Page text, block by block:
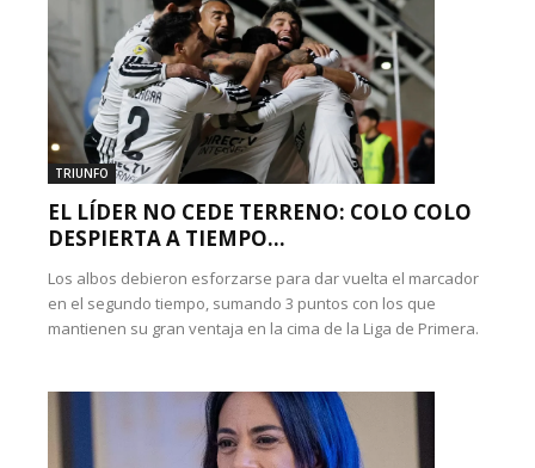
TRIUNFO
EL LÍDER NO CEDE TERRENO: COLO COLO
DESPIERTA A TIEMPO...
Los albos debieron esforzarse para dar vuelta el marcador
en el segundo tiempo, sumando 3 puntos con los que
mantienen su gran ventaja en la cima de la Liga de Primera.